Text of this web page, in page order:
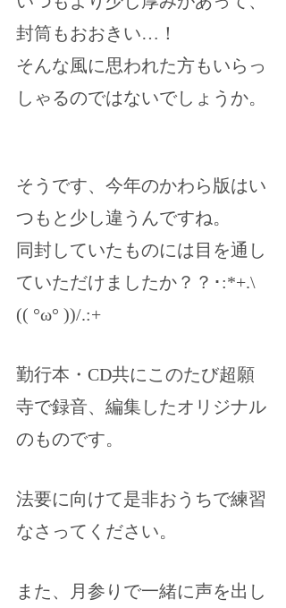
封筒もおおきい…！
そんな風に思われた方もいらっ
しゃるのではないでしょうか。
そうです、今年のかわら版はい
つもと少し違うんですね。
同封していたものには目を通し
ていただけましたか？？･:*+.\
(( °ω° ))/.:+
勤行本・CD共にこのたび超願
寺で録音、編集したオリジナル
のものです。
法要に向けて是非おうちで練習
なさってください。
また、月参りで一緒に声を出し